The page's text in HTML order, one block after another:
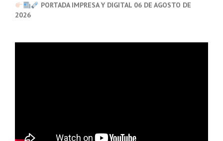
PORTADA IMPRESA Y DIGITAL 06 DE AGOSTO DE
2026